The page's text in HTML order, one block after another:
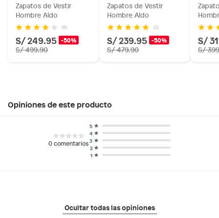
Zapatos de Vestir
Hombre Aldo
(6)
S/ 249.95 -50%
S/ 499.90
Zapatos de Vestir
Hombre Aldo
(2)
S/ 239.95 -50%
S/ 479.90
S/
S/
Opiniones de este producto
0comentarios
1
2
3
4
5
Ocultar todas las opiniones